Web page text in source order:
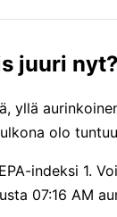
juuri nyt?
yllä
olo
indeksi 1.
07:16 AM